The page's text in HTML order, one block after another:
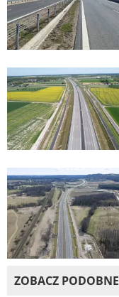
ZOBACZ PODOBNE